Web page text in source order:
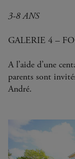
3-8 ANS
GALERIE 4 –
A l’aide d’une
parents sont
André.